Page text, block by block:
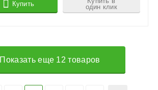
Купить
один клик
Показать еще 12 товаров